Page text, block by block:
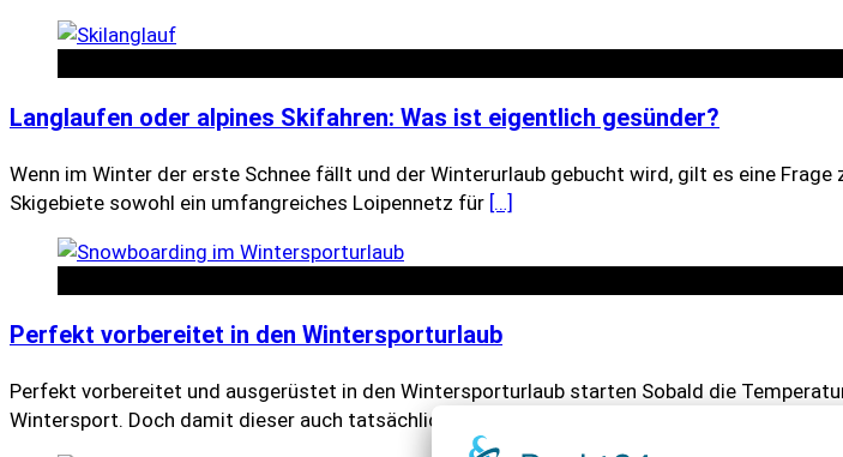
Langlaufen oder alpines Skifahren: Was ist eigentlich gesünder?
Wenn im Winter der erste Schnee fällt und der Winterurlaub gebucht wird, gilt es eine
Skigebiete sowohl ein umfangreiches Loipennetz für […]
Perfekt vorbereitet in den Wintersporturlaub
Perfekt vorbereitet und ausgerüstet in den Wintersporturlaub starten Sobald die
Wintersport. Doch damit dieser auch tatsächlich Spaß macht und Verletzungen